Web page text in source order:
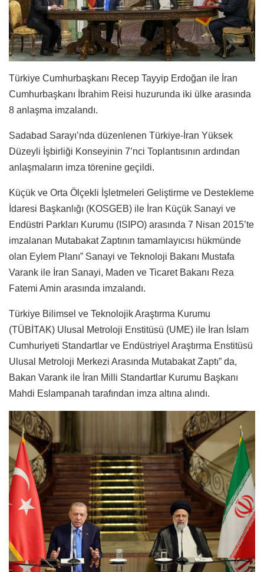
Türkiye Cumhurbaşkanı Recep Tayyip Erdoğan ile İran
Cumhurbaşkanı İbrahim Reisi huzurunda iki ülke arasında
8 anlaşma imzalandı.
Sadabad Sarayı’nda düzenlenen Türkiye-İran Yüksek
Düzeyli İşbirliği Konseyinin 7’nci Toplantısının ardından
anlaşmaların imza törenine geçildi.
Küçük ve Orta Ölçekli İşletmeleri Geliştirme ve Destekleme
İdaresi Başkanlığı (KOSGEB) ile İran Küçük Sanayi ve
Endüstri Parkları Kurumu (ISIPO) arasında 7 Nisan 2015’te
imzalanan Mutabakat Zaptının tamamlayıcısı hükmünde
olan Eylem Planı” Sanayi ve Teknoloji Bakanı Mustafa
Varank ile İran Sanayi, Maden ve Ticaret Bakanı Reza
Fatemi Amin arasında imzalandı.
Türkiye Bilimsel ve Teknolojik Araştırma Kurumu
(TÜBİTAK) Ulusal Metroloji Enstitüsü (UME) ile İran İslam
Cumhuriyeti Standartlar ve Endüstriyel Araştırma Enstitüsü
Ulusal Metroloji Merkezi Arasında Mutabakat Zaptı” da,
Bakan Varank ile İran Milli Standartlar Kurumu Başkanı
Mahdi Eslampanah tarafından imza altına alındı.